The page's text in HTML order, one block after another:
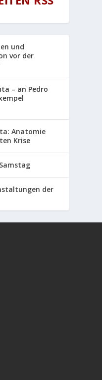
und
vor der
– an Pedro
Anatomie
Krise
der